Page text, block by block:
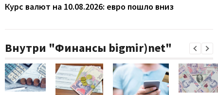
Курс валют на 10.08.2026: евро пошло вниз
Внутри "Финансы bigmir)net"